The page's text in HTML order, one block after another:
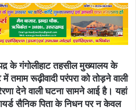
के गंगोलीहाट तहसील मुख्यालय के
तमाम रूढ़ीवादी परंपरा को तोड़ने वाली
देने वाली घटना सामने आई है। यहां
सैनिक पिता के निधन पर न केवल